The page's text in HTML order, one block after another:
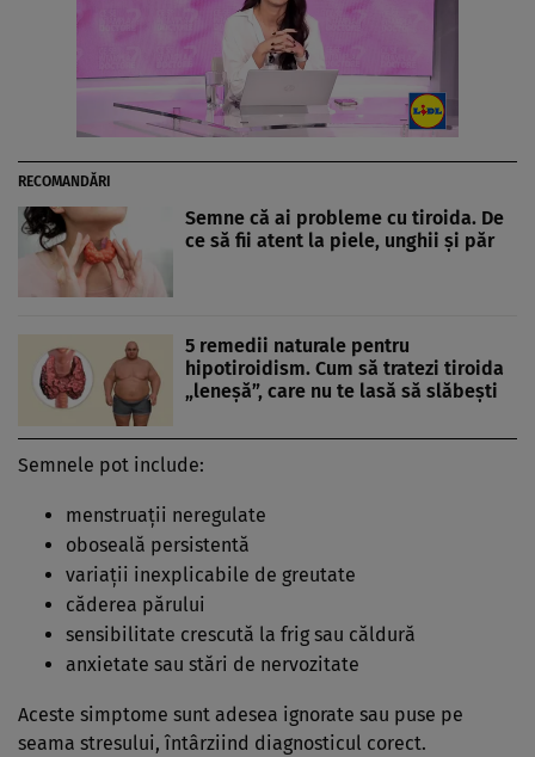
RECOMANDĂRI
Semne că ai probleme cu tiroida. De
ce să fii atent la piele, unghii și păr
5 remedii naturale pentru
hipotiroidism. Cum să tratezi tiroida
„leneșă”, care nu te lasă să slăbești
Semnele pot include:
menstruații neregulate
oboseală persistentă
variații inexplicabile de greutate
căderea părului
sensibilitate crescută la frig sau căldură
anxietate sau stări de nervozitate
Aceste simptome sunt adesea ignorate sau puse pe
seama stresului, întârziind diagnosticul corect.